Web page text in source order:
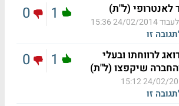
לאנטרופי (ל"ת)
24/02/2014 15:36
זו
1
0
לרווחתו ובעלי
שיקפצו (ל"ת)
24/02/2014
זו
1
0